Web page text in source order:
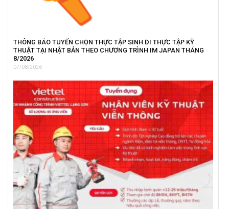
THÔNG BÁO TUYỂN CHỌN THỰC TẬP SINH ĐI THỰC TẬP KỸ
THUẬT TẠI NHẬT BẢN THEO CHƯƠNG TRÌNH IM JAPAN THÁNG
8/2026
07/08/2026